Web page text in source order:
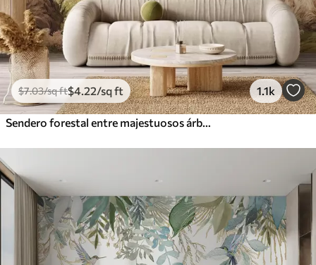
$7.03/sq ft$4 .22/sq ft 1.1k